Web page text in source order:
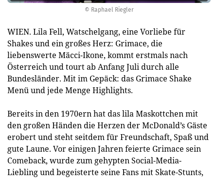
© Raphael Riegler
WIEN. Lila Fell, Watschelgang, eine Vorliebe für
Shakes und ein großes Herz: Grimace, die
liebenswerte Mäcci-Ikone, kommt erstmals nach
Österreich und tourt ab Anfang Juli durch alle
Bundesländer. Mit im Gepäck: das Grimace Shake
Menü und jede Menge Highlights.
Bereits in den 1970ern hat das lila Maskottchen mit
den großen Händen die Herzen der McDonald’s Gäste
erobert und steht seitdem für Freundschaft, Spaß und
gute Laune. Vor einigen Jahren feierte Grimace sein
Comeback, wurde zum gehypten Social-Media-
Liebling und begeisterte seine Fans mit Skate-Stunts,